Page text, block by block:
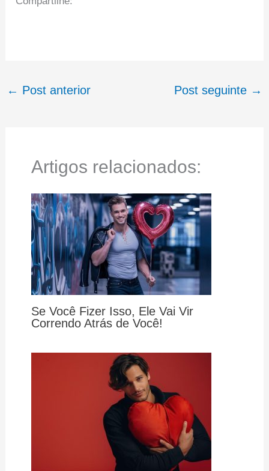
← Post anterior Post seguinte →
Artigos relacionados:
Se Você Fizer Isso, Ele Vai Vir
Correndo Atrás de Você!